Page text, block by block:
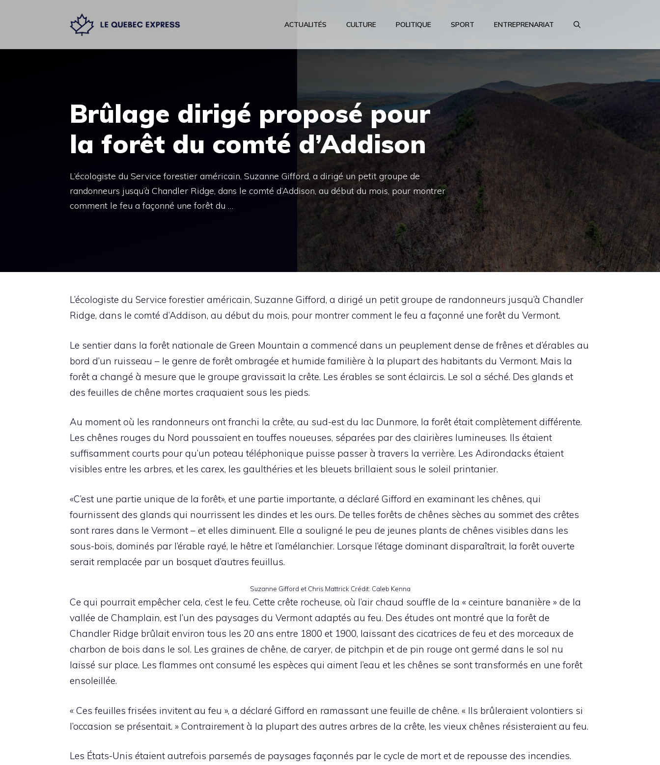
ACTUALITÉS CULTURE POLITIQUE SPORT ENTREPRENARIAT
Brûlage dirigé proposé pour
la forêt du comté d’Addison
L’écologiste du Service forestier américain, Suzanne Gifford, a dirigé un petit groupe de
randonneurs jusqu’à Chandler Ridge, dans le comté d’Addison, au début du mois, pour montrer
comment le feu a façonné une forêt du …
L’écologiste du Service forestier américain, Suzanne Gifford, a dirigé un petit groupe de randonneurs jusqu’à Chandler
Ridge, dans le comté d’Addison, au début du mois, pour montrer comment le feu a façonné une forêt du Vermont.
Le sentier dans la forêt nationale de Green Mountain a commencé dans un peuplement dense de frênes et d’érables au
bord d’un ruisseau – le genre de forêt ombragée et humide familière à la plupart des habitants du Vermont. Mais la
forêt a changé à mesure que le groupe gravissait la crête. Les érables se sont éclaircis. Le sol a séché. Des glands et
des feuilles de chêne mortes craquaient sous les pieds.
Au moment où les randonneurs ont franchi la crête, au sud-est du lac Dunmore, la forêt était complètement différente.
Les chênes rouges du Nord poussaient en touffes noueuses, séparées par des clairières lumineuses. Ils étaient
suffisamment courts pour qu’un poteau téléphonique puisse passer à travers la verrière. Les Adirondacks étaient
visibles entre les arbres, et les carex, les gaulthéries et les bleuets brillaient sous le soleil printanier.
«C’est une partie unique de la forêt», et une partie importante, a déclaré Gifford en examinant les chênes, qui
fournissent des glands qui nourrissent les dindes et les ours. De telles forêts de chênes sèches au sommet des crêtes
sont rares dans le Vermont – et elles diminuent. Elle a souligné le peu de jeunes plants de chênes visibles dans les
sous-bois, dominés par l’érable rayé, le hêtre et l’amélanchier. Lorsque l’étage dominant disparaîtrait, la forêt ouverte
serait remplacée par un bosquet d’autres feuillus.
Suzanne Gifford et Chris Mattrick Crédit: Caleb Kenna
Ce qui pourrait empêcher cela, c’est le feu. Cette crête rocheuse, où l’air chaud souffle de la « ceinture bananière » de la
vallée de Champlain, est l’un des paysages du Vermont adaptés au feu. Des études ont montré que la forêt de
Chandler Ridge brûlait environ tous les 20 ans entre 1800 et 1900, laissant des cicatrices de feu et des morceaux de
charbon de bois dans le sol. Les graines de chêne, de caryer, de pitchpin et de pin rouge ont germé dans le sol nu
laissé sur place. Les flammes ont consumé les espèces qui aiment l’eau et les chênes se sont transformés en une forêt
ensoleillée.
« Ces feuilles frisées invitent au feu », a déclaré Gifford en ramassant une feuille de chêne. « Ils brûleraient volontiers si
l’occasion se présentait. » Contrairement à la plupart des autres arbres de la crête, les vieux chênes résisteraient au feu.
Les États-Unis étaient autrefois parsemés de paysages façonnés par le cycle de mort et de repousse des incendies.